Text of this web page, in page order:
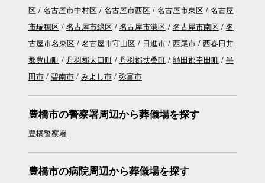
区
名古屋市中村区 名古屋市西区 名古屋市東区
名古屋
市瑞穂区
名古屋市緑区 名古屋市港区 名古屋市南区
名
古屋市名東区
名古屋市守山区 日進市 西尾市
西春日井
郡豊山町
丹羽郡大口町 丹羽郡扶桑町 額田郡幸田町
半
田市
碧南市 みよし市 弥富市
豊橋市の警察署周辺から葬儀場を探す
豊橋警察署
豊橋市の病院周辺から葬儀場を探す